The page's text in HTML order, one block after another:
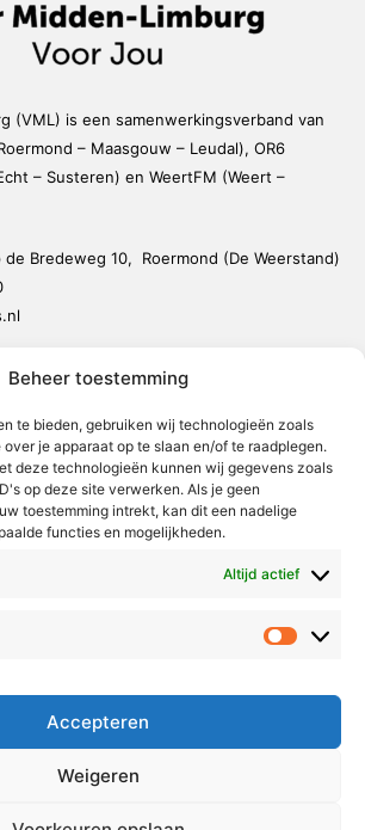
Beheer toestemming
te bieden, gebruiken wij technologieën zoals
je apparaat op te slaan en/of te raadplegen.
deze technologieën kunnen wij gegevens zoals
op deze site verwerken. Als je geen
toestemming intrekt, kan dit een nadelige
functies en mogelijkheden.
Altijd actief
Accepteren
Weigeren
(VML) is een samenwerkingsverband van
– Maasgouw – Leudal), OR6
– Susteren) en WeertFM (Weert –
Bredeweg 10, Roermond (De Weerstand)